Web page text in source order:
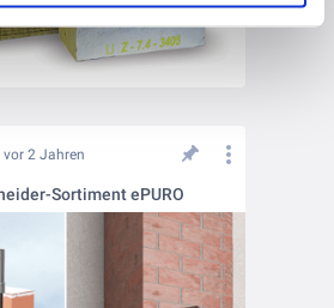
vor 2 Jahren
Sortiment ePURO